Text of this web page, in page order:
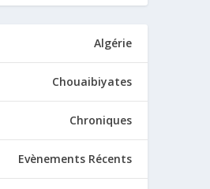
Algérie
Chouaibiyates
Chroniques
Evènements Récents